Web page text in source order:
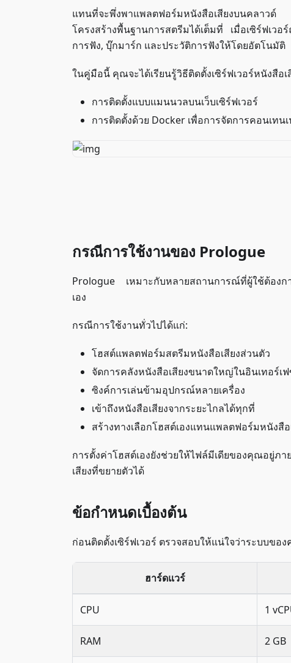
แทนที่จะพึ่งพาแพลตฟอร์มหนังสือเสียงบนคลาวด์
โครงสร้างพื้นฐานการสตรีมได้เต็มที่ เมื่อเซิร์ฟเ
การฟัง, บุ๊กมาร์ก และประวัติการฟังให้โดยอัตโนมัติ
ในคู่มือนี้ คุณจะได้เรียนรู้วิธีติดตั้งเซิร์ฟเวอร์หนังสือ
การติดตั้งแบบแมนนวลบนเว็บเซิร์ฟเวอร์
การติดตั้งด้วย Docker เพื่อการจัดการคอนเทน
กรณีการใช้งานของ Prologue
Prologue เหมาะกับหลายสถานการณ์ที่ผู้ใช้ต้องก
เอง
กรณีการใช้งานทั่วไปได้แก่:
โฮสต์แพลตฟอร์มสตรีมหนังสือเสียงส่วนตัว
จัดการคลังหนังสือเสียงขนาดใหญ่ในอินเทอร์เฟ
ซิงค์การเล่นข้ามอุปกรณ์หลายเครื่อง
เข้าถึงหนังสือเสียงจากระยะไกลได้ทุกที่
สร้างทางเลือกโฮสต์เองแทนแพลตฟอร์มหนังสื
การตั้งค่าโฮสต์เองยังช่วยให้ไฟล์มีเดียของคุณอยู่
เสียงที่ขยายตัวได้
ข้อกำหนดเบื้องต้น
ก่อนติดตั้งเซิร์ฟเวอร์ ตรวจสอบให้แน่ใจว่าระบบข
ฮาร์ดแวร์
CPU 1
RAM 2 GB